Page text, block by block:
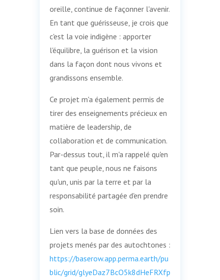
oreille, continue de façonner l'avenir.
En tant que guérisseuse, je crois que
c'est la voie indigène : apporter
l'équilibre, la guérison et la vision
dans la façon dont nous vivons et
grandissons ensemble.
Ce projet m'a également permis de
tirer des enseignements précieux en
matière de leadership, de
collaboration et de communication.
Par-dessus tout, il m'a rappelé qu'en
tant que peuple, nous ne faisons
qu'un, unis par la terre et par la
responsabilité partagée d'en prendre
soin.
Lien vers la base de données des
projets menés par des autochtones :
https://baserow.app.perma.earth/pu
blic/grid/glyeDaz7BcO5k8dHeFRXfp